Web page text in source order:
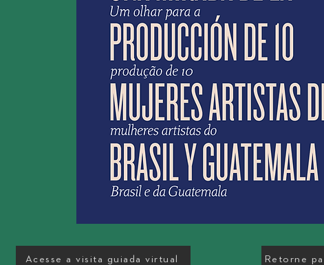
Acesse a visita guiada virtual Retorne